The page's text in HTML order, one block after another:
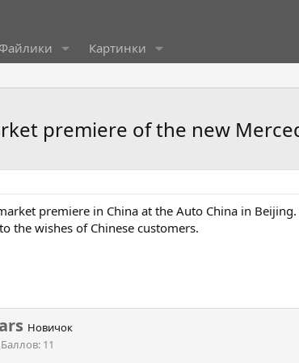
Файлики Картинки
premiere of the new
premiere in China at the Auto China in
the wishes of Chinese customers.
Новичок
Баллов 11